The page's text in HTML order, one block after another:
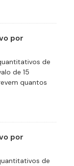
por
de
de 15
quantos
por
de